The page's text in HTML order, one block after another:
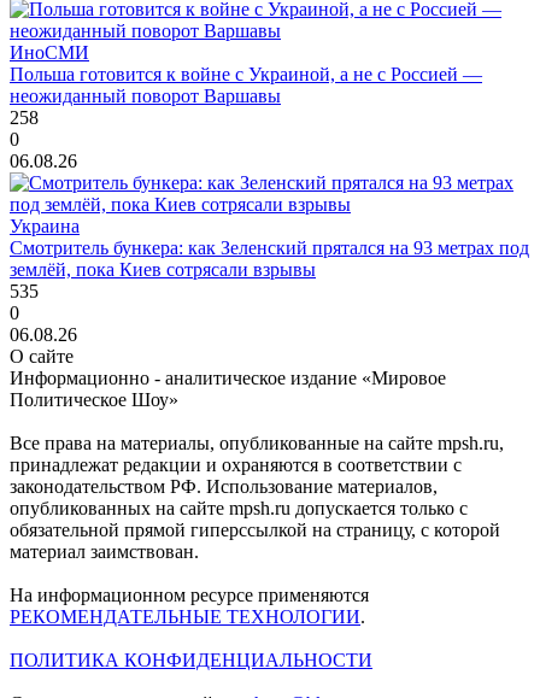
ИноСМИ
Польша готовится к войне с Украиной, а не с Россией —
неожиданный поворот Варшавы
258
0
06.08.26
Украина
Смотритель бункера: как Зеленский прятался на 93 метрах под
землёй, пока Киев сотрясали взрывы
535
0
06.08.26
О сайте
Информационно - аналитическое издание «Мировое
Политическое Шоу»
Все права на материалы, опубликованные на сайте mpsh.ru,
принадлежат редакции и охраняются в соответствии с
законодательством РФ. Использование материалов,
опубликованных на сайте mpsh.ru допускается только с
обязательной прямой гиперссылкой на страницу, с которой
материал заимствован.
На информационном ресурсе применяются
РЕКОМЕНДАТЕЛЬНЫЕ ТЕХНОЛОГИИ.
ПОЛИТИКА КОНФИДЕНЦИАЛЬНОСТИ